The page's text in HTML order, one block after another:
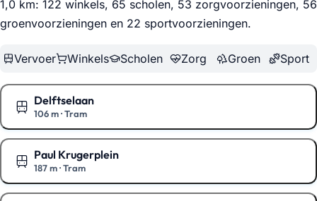
1,0 km: 122 winkels, 65 scholen, 53 zorgvoorzieningen, 56
groenvoorzieningen en 22 sportvoorzieningen.
Vervoer Winkels Scholen Zorg Groen Sport
Delftselaan
106 m·Tram
Toon op de kaart
Paul Krugerplein
187 m·Tram
Toon op de kaart